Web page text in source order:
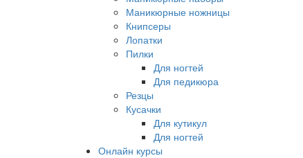
Маникюрные ножницы
Книпсеры
Лопатки
Пилки
Для ногтей
Для педикюра
Резцы
Кусачки
Для кутикул
Для ногтей
Онлайн курсы